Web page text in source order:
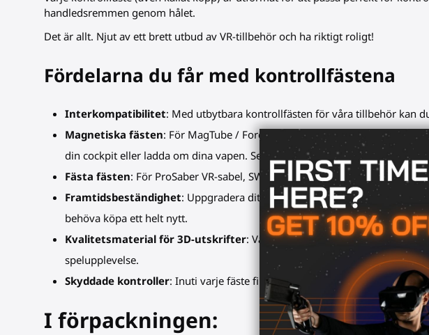
handledsremmen genom hålet.
Det är allt. Njut av ett brett utbud av VR-tillbehör och ha riktigt roligt!
Fördelarna du får med kontrollfästena
Interkompatibilitet: Med utbytbara kontrollfästen för våra tillbehör kan
Magnetiska fästen: För MagTube / ForceTube / Starter VR- gevärskolv
,
din cockpit eller ladda om dina vapen. Sedan kan du smidigt fästa dem på
Fästa fästen: För ProSaber VR-sabel, SWINGiT VR-golfklubba. Erbjud
Framtidsbeständighet: Uppgradera ditt tillbehör med din nya VR-
behöva köpa ett helt nytt.
Kvalitetsmaterial för 3D-utskrifter: Våra kontrollfästen/koppar är
spelupplevelse.
Skyddade kontroller: Inuti varje fäste finns ett lager av svart gummi som
I förpackningen: